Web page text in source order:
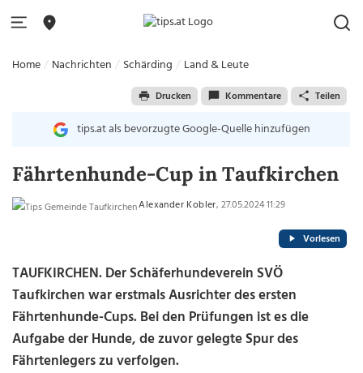
Home Nachrichten Schärding Land & Leute
Drucken Kommentare Teilen
tips.at als bevorzugte Google-Quelle hinzufügen
Fährtenhunde-Cup in Taufkirchen
Alexander Kobler, 27.05.2024 11:29
Vorlesen
TAUFKIRCHEN. Der Schäferhundeverein SVÖ
Taufkirchen war erstmals Ausrichter des ersten
Fährtenhunde-Cups. Bei den Prüfungen ist es die
Aufgabe der Hunde, de zuvor gelegte Spur des
Fährtenlegers zu verfolgen.